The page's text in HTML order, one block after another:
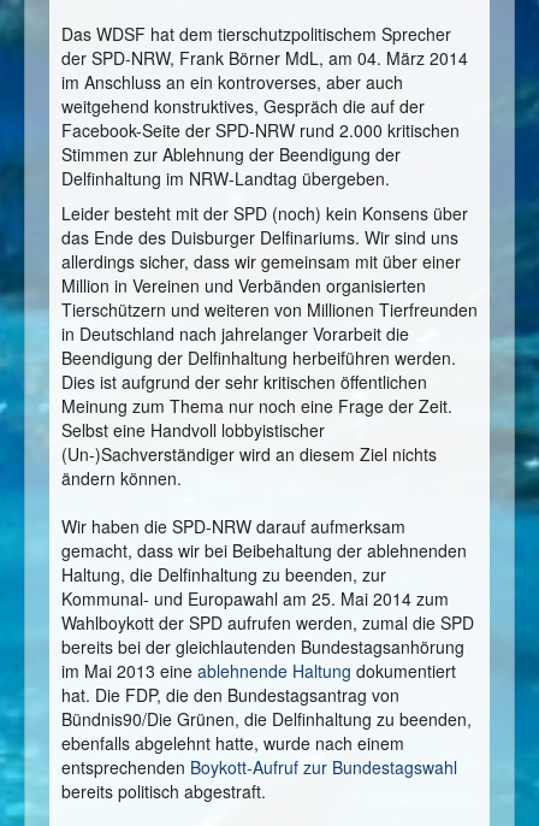
Das WDSF hat dem tierschutzpolitischem Sprecher
der SPD-NRW, Frank Börner MdL, am 04. März 2014
im Anschluss an ein kontroverses, aber auch
weitgehend konstruktives, Gespräch die auf der
Facebook-Seite der SPD-NRW rund 2.000 kritischen
Stimmen zur Ablehnung der Beendigung der
Delfinhaltung im NRW-Landtag übergeben.
Leider besteht mit der SPD (noch) kein Konsens über
das Ende des Duisburger Delfinariums. Wir sind uns
allerdings sicher, dass wir gemeinsam mit über einer
Million in Vereinen und Verbänden organisierten
Tierschützern und weiteren von Millionen Tierfreunden
in Deutschland nach jahrelanger Vorarbeit die
Beendigung der Delfinhaltung herbeiführen werden.
Dies ist aufgrund der sehr kritischen öffentlichen
Meinung zum Thema nur noch eine Frage der Zeit.
Selbst eine Handvoll lobbyistischer
(Un-)Sachverständiger wird an diesem Ziel nichts
ändern können.
Wir haben die SPD-NRW darauf aufmerksam
gemacht, dass wir bei Beibehaltung der ablehnenden
Haltung, die Delfinhaltung zu beenden, zur
Kommunal- und Europawahl am 25. Mai 2014 zum
Wahlboykott der SPD aufrufen werden, zumal die SPD
bereits bei der gleichlautenden Bundestagsanhörung
im Mai 2013 eine ablehnende Haltung dokumentiert
hat. Die FDP, die den Bundestagsantrag von
Bündnis90/Die Grünen, die Delfinhaltung zu beenden,
ebenfalls abgelehnt hatte, wurde nach einem
entsprechenden Boykott-Aufruf zur Bundestagswahl
bereits politisch abgestraft.